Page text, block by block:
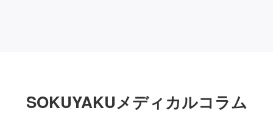
SOKUYAKUメディカルコラム